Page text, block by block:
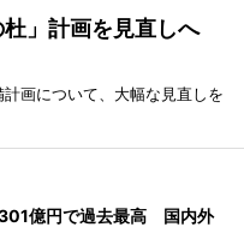
杜」計画を見直しへ
画について、大幅な見直しを
億円で過去最高 国内外